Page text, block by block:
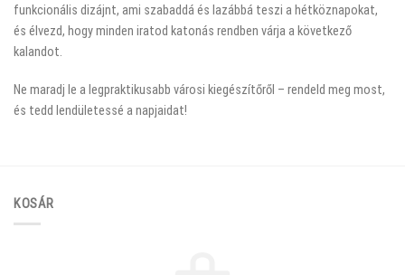
funkcionális dizájnt, ami szabaddá és lazábbá teszi a hétköznapokat,
és élvezd, hogy minden iratod katonás rendben várja a következő
kalandot.
Ne maradj le a legpraktikusabb városi kiegészítőről – rendeld meg most,
és tedd lendületessé a napjaidat!
KOSÁR